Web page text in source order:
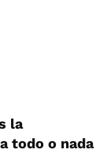
la
todo o nada